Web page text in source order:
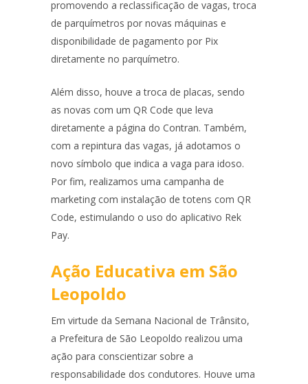
promovendo a reclassificação de vagas, troca
de parquímetros por novas máquinas e
disponibilidade de pagamento por Pix
diretamente no parquímetro.
Além disso, houve a troca de placas, sendo
as novas com um QR Code que leva
diretamente a página do Contran. Também,
com a repintura das vagas, já adotamos o
novo símbolo que indica a vaga para idoso.
Por fim, realizamos uma campanha de
marketing com instalação de totens com QR
Code, estimulando o uso do aplicativo Rek
Pay.
Ação Educativa em São
Leopoldo
Em virtude da Semana Nacional de Trânsito,
a Prefeitura de São Leopoldo realizou uma
ação para conscientizar sobre a
responsabilidade dos condutores. Houve uma